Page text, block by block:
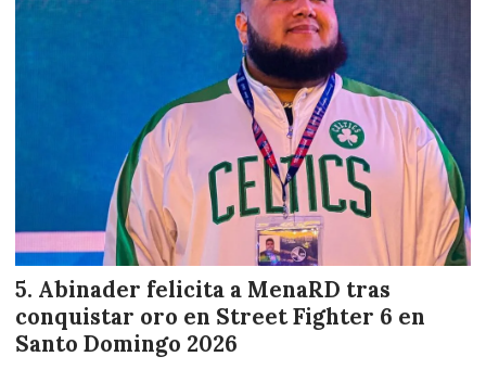
Abinader felicita a MenaRD tras
conquistar oro en Street Fighter 6 en
Santo Domingo 2026